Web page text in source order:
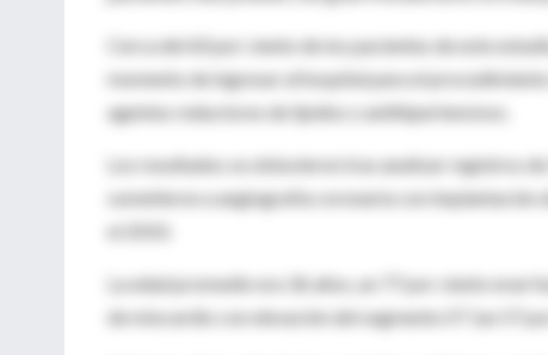
Cerca del 60 por ciento de los pacientes de este
momento de ingresar al hospital para el
agentes reductores de lípidos o antihipertensivos.
Los resultados se obtuvieron tras analizar registros
sometieron a angiografía coronaria con
La edad promedio era 36 años, un 77 por ciento
de miocardio con elevación del segmento ST (un 57